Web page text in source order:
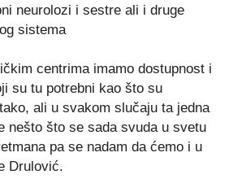
neurolozi i sestre ali i druge
sistema
centrima imamo dostupnost i
su tu potrebni kao što su
ali u svakom slučaju ta jedna
nešto što se sada svuda u svetu
pa se nadam da ćemo i u
Drulović.